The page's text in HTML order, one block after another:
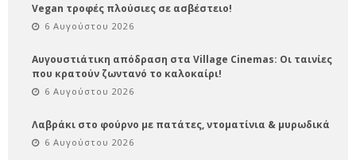
Vegan τροφές πλούσιες σε ασβέστειο!
6 Αυγούστου 2026
Αυγουστιάτικη απόδραση στα Village Cinemas: Οι ταινίες
που κρατούν ζωντανό το καλοκαίρι!
6 Αυγούστου 2026
Λαβράκι στο φούρνο με πατάτες, ντοματίνια & μυρωδικά
6 Αυγούστου 2026